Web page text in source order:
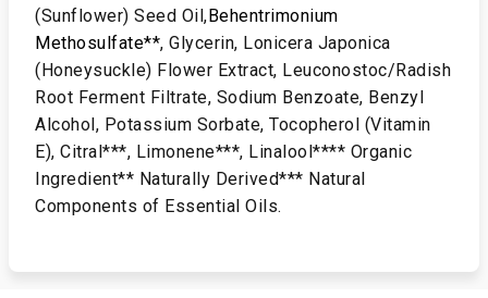
(Sunflower) Seed Oil,Behentrimonium
Methosulfate**, Glycerin, Lonicera Japonica
(Honeysuckle) Flower Extract, Leuconostoc/Radish
Root Ferment Filtrate, Sodium Benzoate, Benzyl
Alcohol, Potassium Sorbate, Tocopherol (Vitamin
E), Citral***, Limonene***, Linalool**** Organic
Ingredient** Naturally Derived*** Natural
Components of Essential Oils.